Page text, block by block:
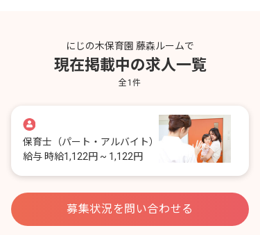
にじの木保育園 藤森ルームで
現在掲載中の求人一覧
全 1件
保育士 （パート・アルバイト）
給与時給1,122円 ~ 1,122円
募集状況を問い合わせる